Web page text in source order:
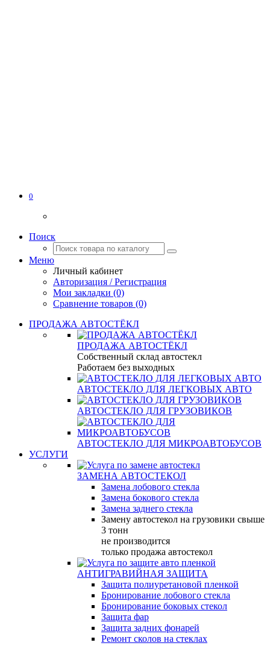
0
Поиск
Меню
Личный кабинет
Авторизация / Регистрация
Мои закладки (0)
Сравнение товаров (0)
ПРОДАЖА АВТОСТЁКЛ
ПРОДАЖА АВТОСТЁКЛ
Собственный склад автостекл
Работаем без выходных
АВТОСТЕКЛО ДЛЯ ЛЕГКОВЫХ АВТО
АВТОСТЕКЛО ДЛЯ ГРУЗОВИКОВ
АВТОСТЕКЛО ДЛЯ МИКРОАВТОБУСОВ
УСЛУГИ
ЗАМЕНА АВТОСТЕКОЛ
Замена лобового стекла
Замена бокового стекла
Замена заднего стекла
Замену автостекол на грузовики свыше
3 тонн
не производится
только продажа автостекол
АНТИГРАВИЙНАЯ ЗАЩИТА
Защита полиуретановой пленкой
Бронирование лобового стекла
Бронирование боковых стекол
Защита фар
Защита задних фонарей
Ремонт сколов на стеклах